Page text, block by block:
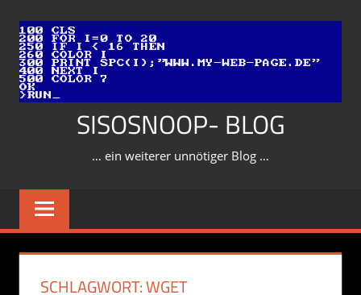
Inhalt
springen
SISOSNOOP- BLOG
… ein weiterer unnötiger Blog …
SCHLAGWORT:WGET